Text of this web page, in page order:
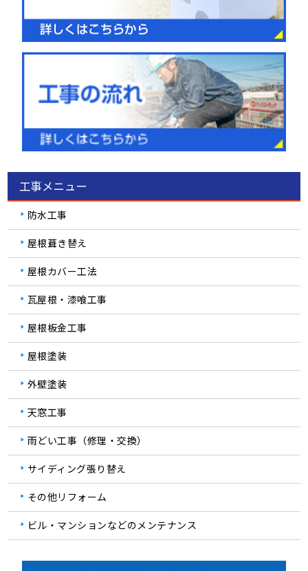
工事メニュー
防水工事
屋根葺き替え
屋根カバー工法
瓦屋根・漆喰工事
屋根板金工事
屋根塗装
外壁塗装
天窓工事
雨どい工事（修理・交換）
サイディング張り替え
その他リフォーム
ビル・マンションなどのメンテナンス